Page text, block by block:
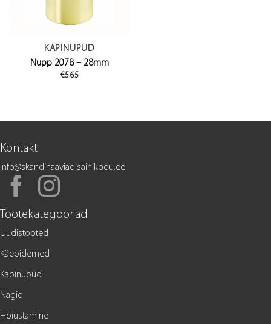
KAPINUPUD
Nupp 2078 – 28mm
€5.65
Kontakt
info@skandinaaviadisainikodu.ee
Tootekategooriad
Uudistooted
Käepidemed
Kapinupud
Nagid
Hoiustamine